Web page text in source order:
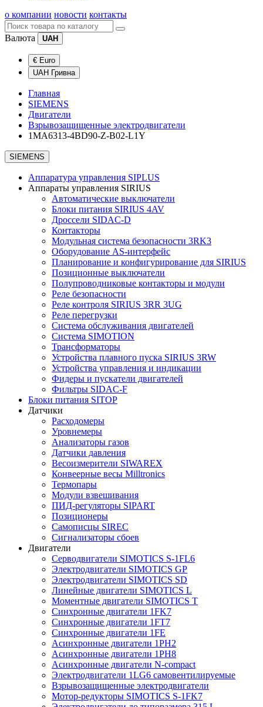
о компании новости контакты
Валюта UAH
€ Euro
UAH Гривна
Главная
SIEMENS
Двигатели
Взрывозащищенные электродвигатели
1MA6313-4BD90-Z-B02-L1Y
SIEMENS
Аппаратура управления SIPLUS
Аппараты управления SIRIUS
Автоматические выключатели
Блоки питания SIRIUS 4AV
Дроссели SIDAC-D
Контакторы
Модульная система безопасности 3RK3
Оборудование AS-интерфейс
Планирование и конфигурирование для SIRIUS
Позиционные выключатели
Полупроводниковые контакторы и модули
Реле безопасности
Реле контроля SIRIUS 3RR 3UG
Реле перегрузки
Сиcтема обслуживания двигателей
Система SIMOTION
Трансформаторы
Устройства плавного пуска SIRIUS 3RW
Устройства управления и индикации
Фидеры и пускатели двигателей
Фильтры SIDAC-F
Блоки питания SITOP
Датчики
Расходомеры
Уровнемеры
Анализаторы газов
Датчики давления
Весоизмерители SIWAREX
Конвеерные весы Milltronics
Термопары
Модули взвешивания
ПИД-регуляторы SIPART
Позиционеры
Самописцы SIREC
Сигнализаторы сбоев
Двигатели
Серводвигатели SIMOTICS S-1FL6
Электродвигатели SIMOTICS GP
Электродвигатели SIMOTICS SD
Линейные двигатели SIMOTICS L
Моментные двигатели SIMOTICS T
Синхронные двигатели 1FK7
Синхронные двигатели 1FT7
Синхронные двигатели 1FE
Асинхронные двигатели 1PH2
Асинхронные двигатели 1PH8
Асинхронные двигатели N-compact
Электродвигатели 1LG6 cамовентилируемые
Взрывозащищенные электродвигатели
Мотор-редукторы SIMOTICS S-1FK7